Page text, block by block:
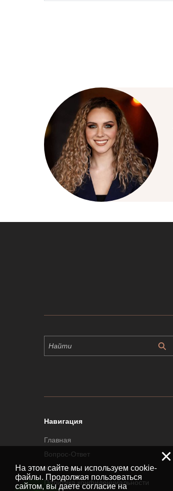
Навигация
Главная
Вопрос-Ответ
Контакты
Политика конфиденциальности
×
На этом сайте мы используем cookie-
файлы. Продолжая пользоваться
сайтом, вы даете согласие на